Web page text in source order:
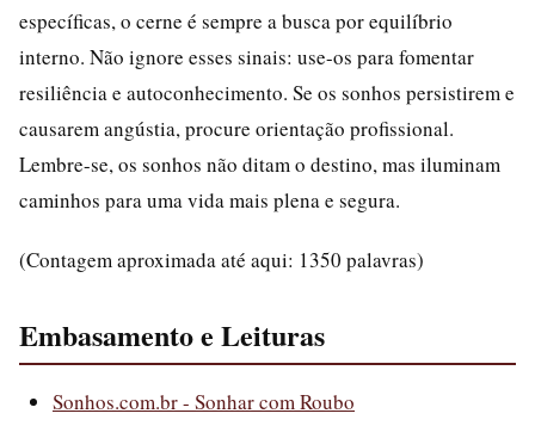
específicas, o cerne é sempre a busca por equilíbrio
interno. Não ignore esses sinais: use-os para fomentar
resiliência e autoconhecimento. Se os sonhos persistirem e
causarem angústia, procure orientação profissional.
Lembre-se, os sonhos não ditam o destino, mas iluminam
caminhos para uma vida mais plena e segura.
(Contagem aproximada até aqui: 1350 palavras)
Embasamento e Leituras
Sonhos.com.br - Sonhar com Roubo